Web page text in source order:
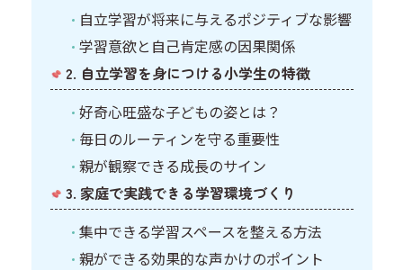
自立学習が将来に与えるポジティブな影響
学習意欲と自己肯定感の因果関係
2. 自立学習を身につける小学生の特徴
好奇心旺盛な子どもの姿とは？
毎日のルーティンを守る重要性
親が観察できる成長のサイン
3. 家庭で実践できる学習環境づくり
集中できる学習スペースを整える方法
親ができる効果的な声かけのポイント